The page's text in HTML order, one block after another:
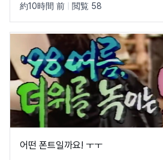
約10時間 前 閲覧 58
어떤 폰트일까요! ㅜㅜ